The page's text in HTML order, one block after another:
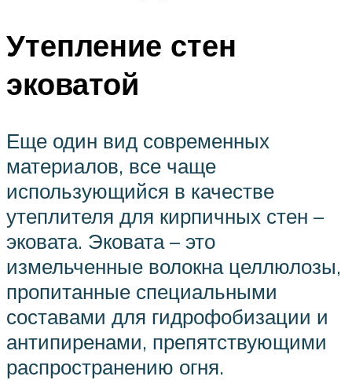
Утепление стен
эковатой
Еще один вид современных
материалов, все чаще
использующийся в качестве
утеплителя для кирпичных стен –
эковата. Эковата – это
измельченные волокна целлюлозы,
пропитанные специальными
составами для гидрофобизации и
антипиренами, препятствующими
распространению огня.